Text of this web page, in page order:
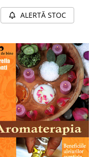
ALERTĂ STOC